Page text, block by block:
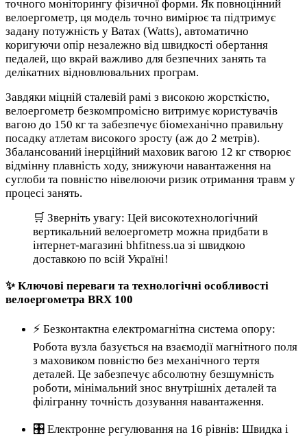
точного моніторингу фізичної форми. Як повноцінний
велоергометр, ця модель точно вимірює та підтримує
задану потужність у Ватах (Watts), автоматично
коригуючи опір незалежно від швидкості обертання
педалей, що вкрай важливо для безпечних занять та
делікатних відновлювальних програм.
Завдяки міцній сталевій рамі з високою жорсткістю,
велоергометр безкомпромісно витримує користувачів
вагою до 150 кг та забезпечує біомеханічно правильну
посадку атлетам високого зросту (аж до 2 метрів).
Збалансований інерційний маховик вагою 12 кг створює
відмінну плавність ходу, знижуючи навантаження на
суглоби та повністю нівелюючи ризик отримання травм у
процесі занять.
🛒 Зверніть увагу: Цей високотехнологічний
вертикальний велоергометр можна придбати в
інтернет-магазині bhfitness.ua зі швидкою
доставкою по всій Україні!
✨ Ключові переваги та технологічні особливості
велоергометра BRX 100
⚡ Безконтактна електромагнітна система опору:
Робота вузла базується на взаємодії магнітного поля
з маховиком повністю без механічного тертя
деталей. Це забезпечує абсолютну безшумність
роботи, мінімальний знос внутрішніх деталей та
філігранну точність дозування навантаження.
🎛️ Електронне регулювання на 16 рівнів: Швидка і